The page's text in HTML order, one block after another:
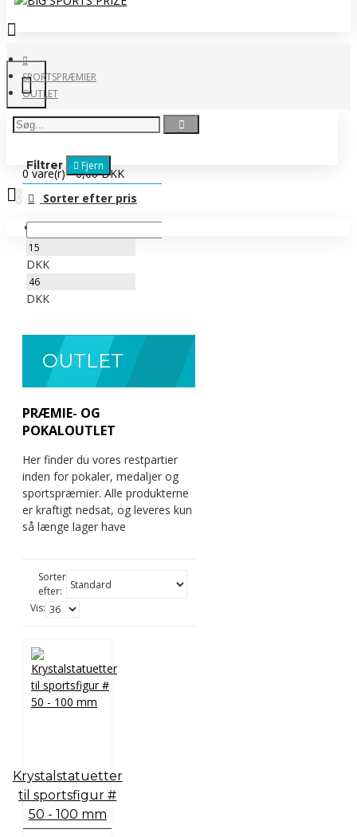
0 vare(r) - 0,00 DKK
Ingen produkter
SPORTSPRÆMIER
OUTLET
Filtrer Fjern
Sorter efter pris
DKK
DKK
OUTLET
PRÆMIE- OG
POKALOUTLET
Her finder du vores restpartier
inden for pokaler, medaljer og
sportspræmier. Alle produkterne
er kraftigt nedsat, og leveres kun
så længe lager have
Sorter
efter:
Vis:
Krystalstatuetter
til sportsfigur #
50 - 100 mm